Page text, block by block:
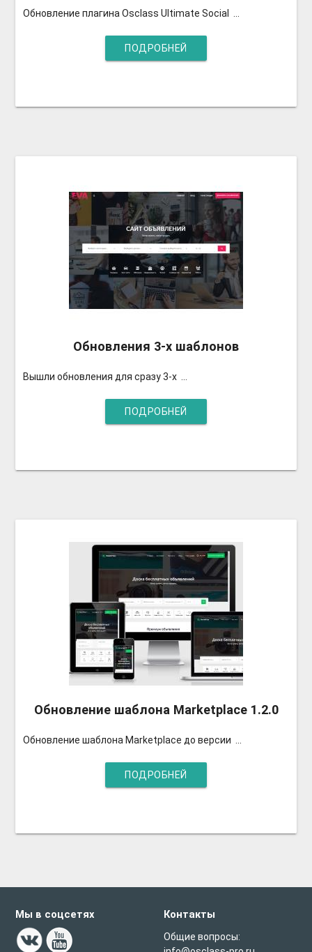
Обновление плагина Osclass Ultimate Social ...
ПОДРОБНЕЙ
Обновления 3-х шаблонов
Вышли обновления для сразу 3-х ...
ПОДРОБНЕЙ
Обновление шаблона Marketplace 1.2.0
Обновление шаблона Marketplace до версии ...
ПОДРОБНЕЙ
Мы в соцсетях Контакты
Общие вопросы: